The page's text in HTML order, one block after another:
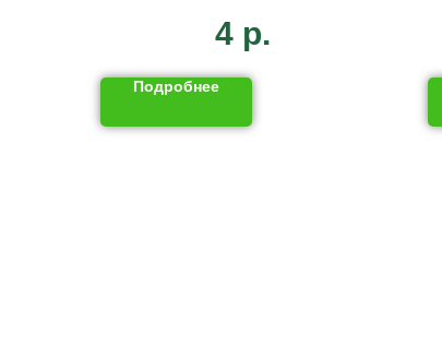
4 р.
Подробнее